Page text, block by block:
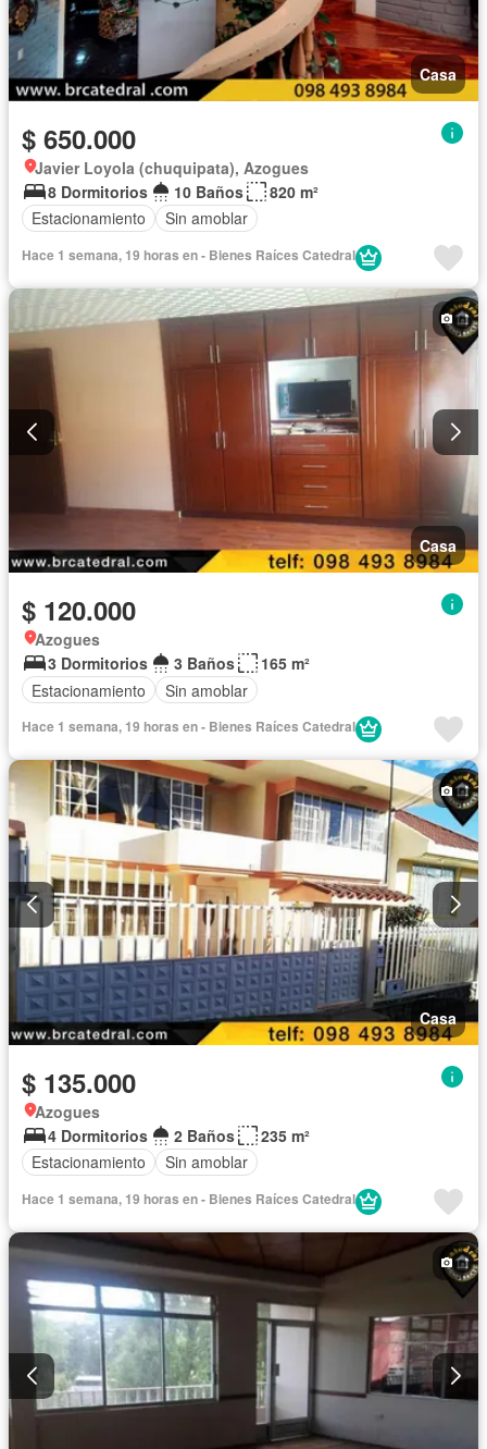
Casa
$ 650.000
Javier Loyola (chuquipata), Azogues
8 Dormitorios
10 Baños
820 m²
Estacionamiento
Sin amoblar
Hace 1 semana, 19 horas en - Bienes Raíces Catedral
Casa
$ 120.000
Azogues
3 Dormitorios
3 Baños
165 m²
Estacionamiento
Sin amoblar
Hace 1 semana, 19 horas en - Bienes Raíces Catedral
Casa
$ 135.000
Azogues
4 Dormitorios
2 Baños
235 m²
Estacionamiento
Sin amoblar
Hace 1 semana, 19 horas en - Bienes Raíces Catedral